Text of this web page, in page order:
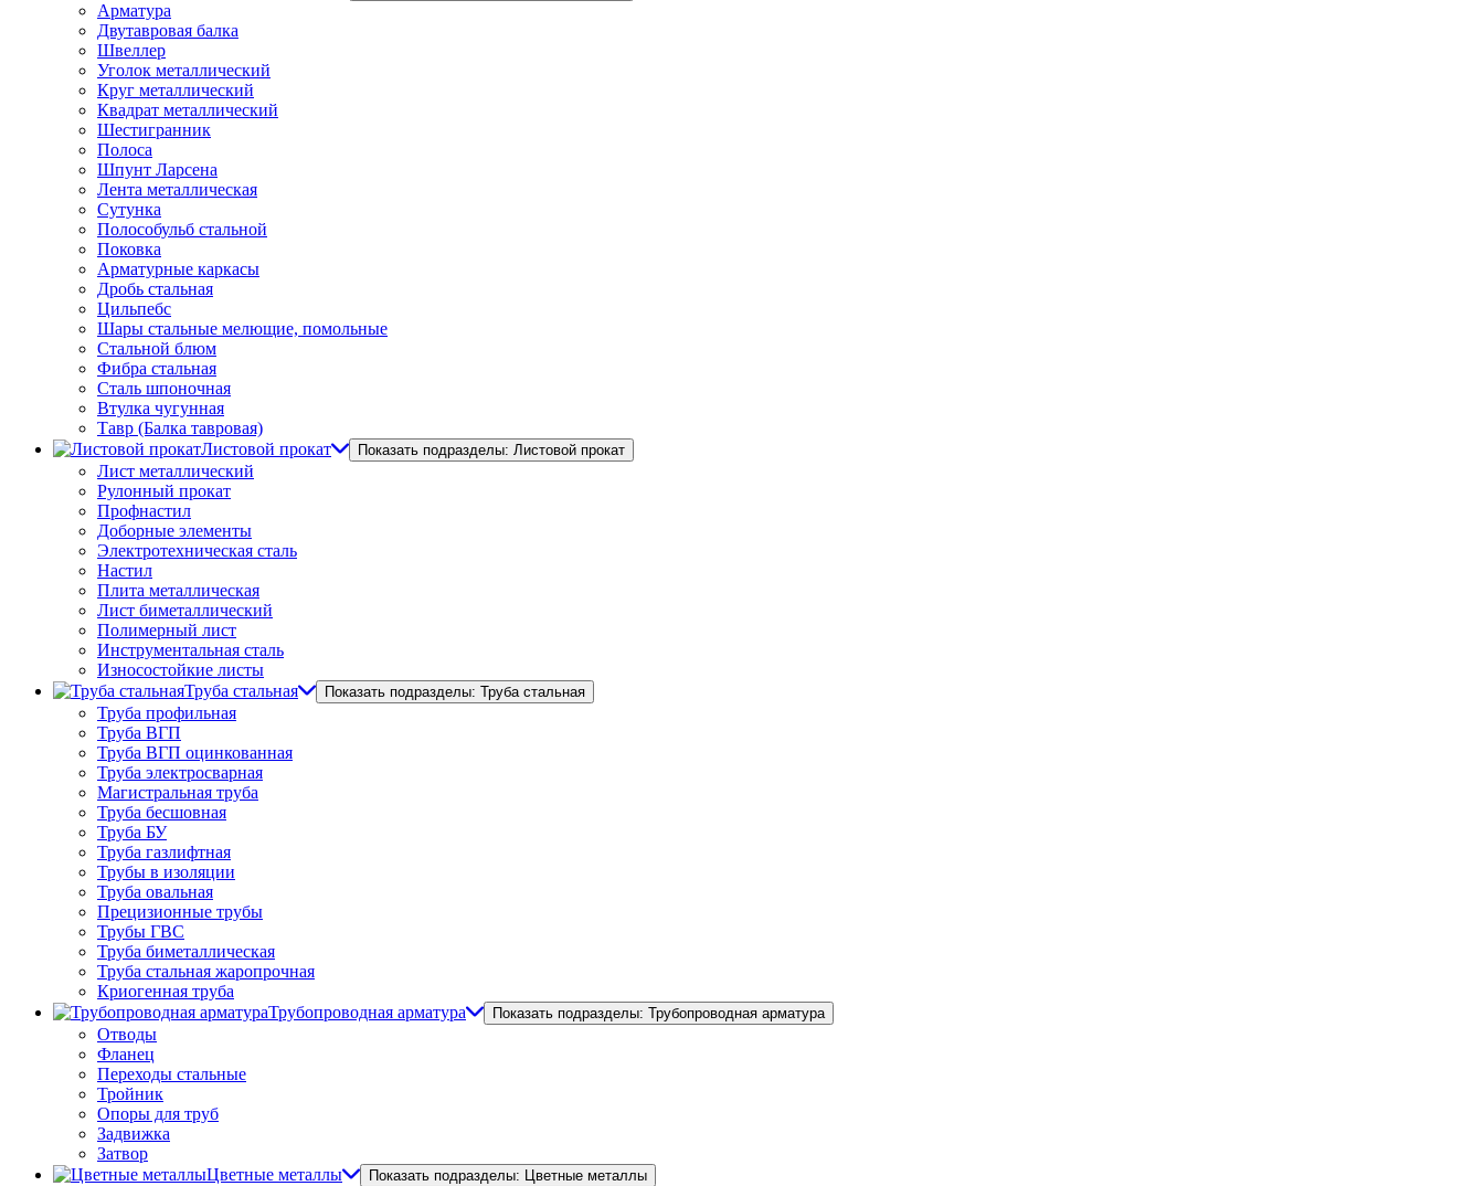
Арматура
Двутавровая балка
Швеллер
Уголок металлический
Круг металлический
Квадрат металлический
Шестигранник
Полоса
Шпунт Ларсена
Лента металлическая
Сутунка
Полособульб стальной
Поковка
Арматурные каркасы
Дробь стальная
Цильпебс
Шары стальные мелющие, помольные
Стальной блюм
Фибра стальная
Сталь шпоночная
Втулка чугунная
Тавр (Балка тавровая)
Листовой прокат
Показать подразделы: Листовой прокат
Лист металлический
Рулонный прокат
Профнастил
Доборные элементы
Электротехническая сталь
Настил
Плита металлическая
Лист биметаллический
Полимерный лист
Инструментальная сталь
Износостойкие листы
Труба стальная
Показать подразделы: Труба стальная
Труба профильная
Труба ВГП
Труба ВГП оцинкованная
Труба электросварная
Магистральная труба
Труба бесшовная
Труба БУ
Труба газлифтная
Трубы в изоляции
Труба овальная
Прецизионные трубы
Трубы ГВС
Труба биметаллическая
Труба стальная жаропрочная
Криогенная труба
Трубопроводная арматура
Показать подразделы: Трубопроводная арматура
Отводы
Фланец
Переходы стальные
Тройник
Опоры для труб
Задвижка
Затвор
Цветные металлы
Показать подразделы: Цветные металлы